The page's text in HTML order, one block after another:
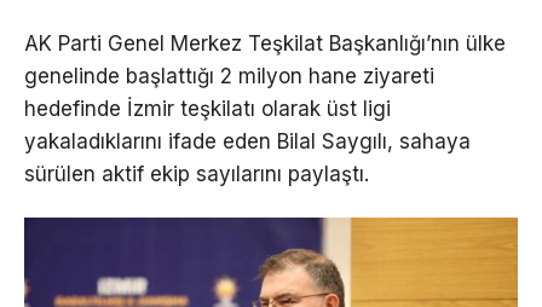
AK Parti Genel Merkez Teşkilat Başkanlığı’nın ülke
genelinde başlattığı 2 milyon hane ziyareti
hedefinde İzmir teşkilatı olarak üst ligi
yakaladıklarını ifade eden Bilal Saygılı, sahaya
sürülen aktif ekip sayılarını paylaştı.